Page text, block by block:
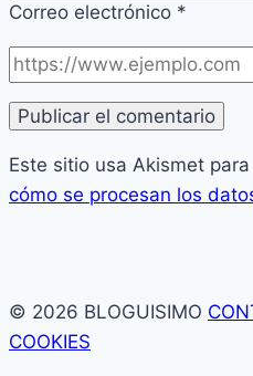
Correo electrónico *
Este sitio usa Akismet
cómo se procesan los
© 2026 BLOGUISIMO
COOKIES